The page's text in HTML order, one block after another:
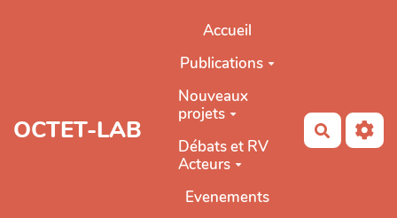
OCTET-LAB
Accueil
Publications
Nouveaux
projets
Débats et RV
Acteurs
Evenements